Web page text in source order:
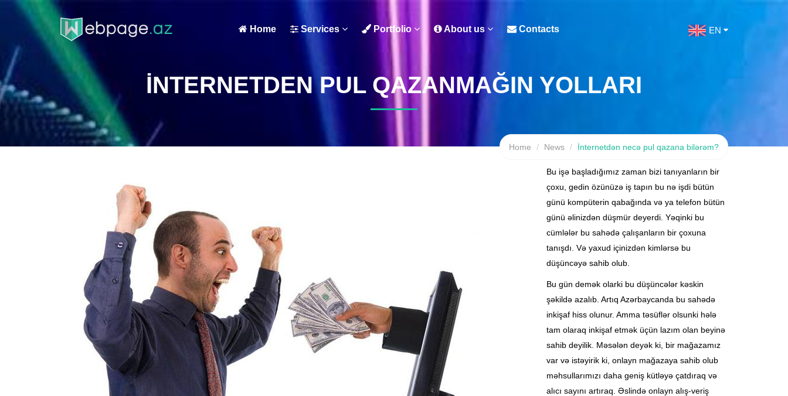
Home Services Portfolio About us Contacts EN
İNTERNETDEN PUL QAZANMAĞIN YOLLARI
Home News İnternetdən necə pul qazana bilərəm?
Bu işə başladığımız zaman bizi tanıyanların bir
çoxu, gedin özünüzə iş tapın bu nə işdi bütün
günü kompüterin qabağında və ya telefon bütün
günü əlinizdən düşmür deyerdi. Yəqinki bu
cümlələr bu sahədə çalışanların bir çoxuna
tanışdı. Və yaxud içinizdən kimlərsə bu
düşüncəyə sahib olub.
Bu gün demək olarki bu düşüncələr kəskin
şəkildə azalıb. Artıq Azərbaycanda bu sahədə
inkişaf hiss olunur. Amma təsüflər olsunki hələ
tam olaraq inkişaf etmək üçün lazım olan beyinə
sahib deyilik. Məsələn deyək ki, bir mağazamız
var və istəyirik ki, onlayn mağazaya sahib olub
məhsullarımızı daha geniş kütləyə çatdıraq və
alıcı sayını artıraq. Əslində onlayn alış-veriş